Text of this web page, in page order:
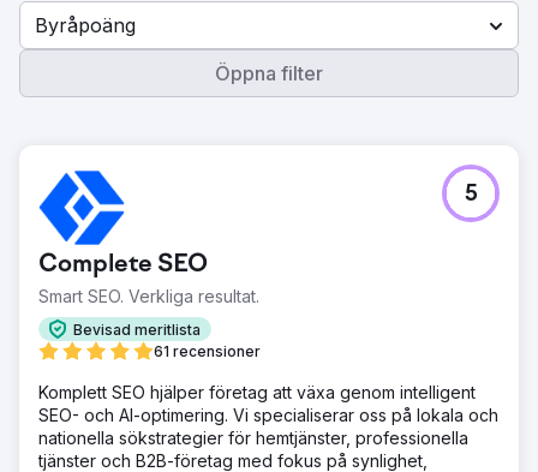
Byråpoäng
Öppna filter
Complete SEO
Smart SEO. Verkliga resultat.
Bevisad meritlista
61 recensioner
5
Komplett SEO hjälper företag att växa genom intelligent
SEO- och AI-optimering. Vi specialiserar oss på lokala och
nationella sökstrategier för hemtjänster, professionella
tjänster och B2B-företag med fokus på synlighet,